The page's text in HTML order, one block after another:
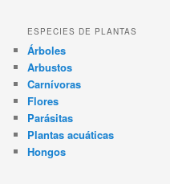
ESPECIES DE PLANTAS
Árboles
Arbustos
Carnívoras
Flores
Parásitas
Plantas acuáticas
Hongos